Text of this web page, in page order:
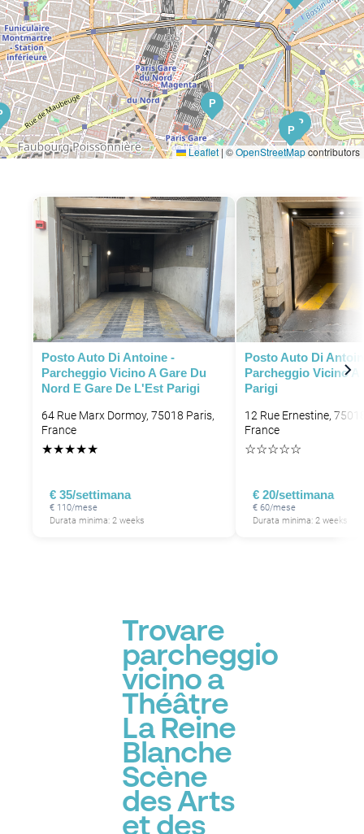
P
P PPP
P
P
P
PP
P
P
Leaflet | ©OpenStreetMapcontributors
Posto Auto Di Antoine -
Parcheggio Vicino A Gare Du
Nord E Gare De L'Est Parigi
64 Rue Marx Dormoy, 75018 Paris,
France
★★★★★
€ 35/settimana
€ 110/mese
Durata minima: 2 weeks
Posto Auto Di
Parcheggio Vicino A
Parigi
12 Rue Ernestine,
France
☆☆☆☆☆
€ 20/settimana
€ 60/mese
Durata minima: 2 weeks
Trovare
parcheggio
vicino a
Théâtre
La Reine
Blanche
Scène
des Arts
et des